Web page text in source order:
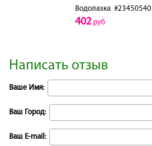
Водолазка#23450540
402руб
Написать отзыв
Ваше Имя:
Ваш Город:
Ваш E-mail: